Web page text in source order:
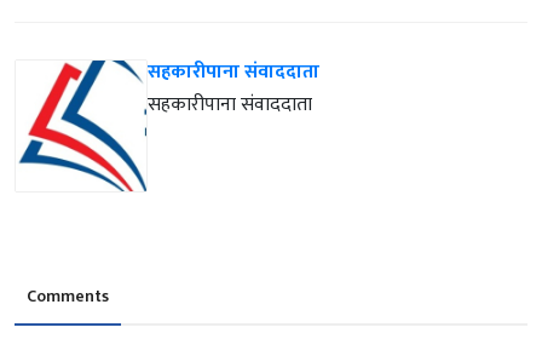
सहकारीपाना संवाददाता
सहकारीपाना संवाददाता
Comments